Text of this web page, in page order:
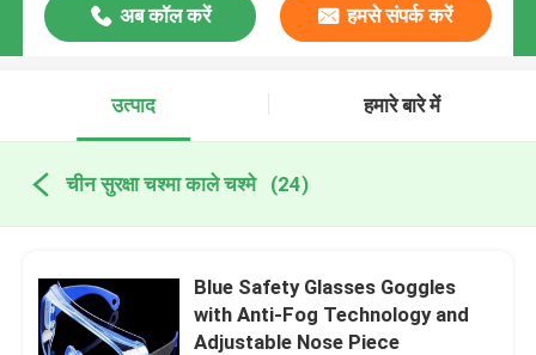
अब कॉल करें हमसे संपर्क करें
उत्पाद हमारे बारे में
चीन सुरक्षा चश्मा काले चश्मे (24)
Blue Safety Glasses Goggles
with Anti-Fog Technology and
Adjustable Nose Piece